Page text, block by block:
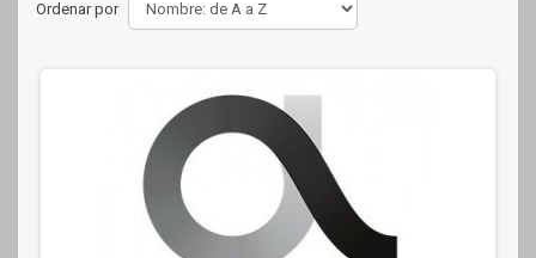
Ordenar por